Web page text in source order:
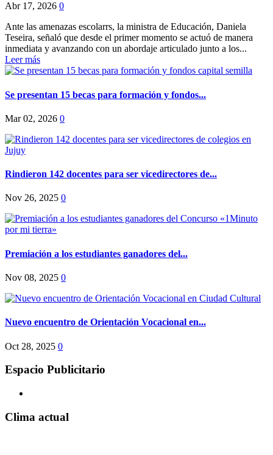
Abr 17, 2026 0
Ante las amenazas escolarrs, la ministra de Educación, Daniela
Teseira, señaló que desde el primer momento se actuó de manera
inmediata y avanzando con un abordaje articulado junto a los...
Leer más
Se presentan 15 becas para formación y fondos...
Mar 02, 2026 0
Rindieron 142 docentes para ser vicedirectores de...
Nov 26, 2025 0
Premiación a los estudiantes ganadores del...
Nov 08, 2025 0
Nuevo encuentro de Orientación Vocacional en...
Oct 28, 2025 0
Espacio Publicitario
Clima actual